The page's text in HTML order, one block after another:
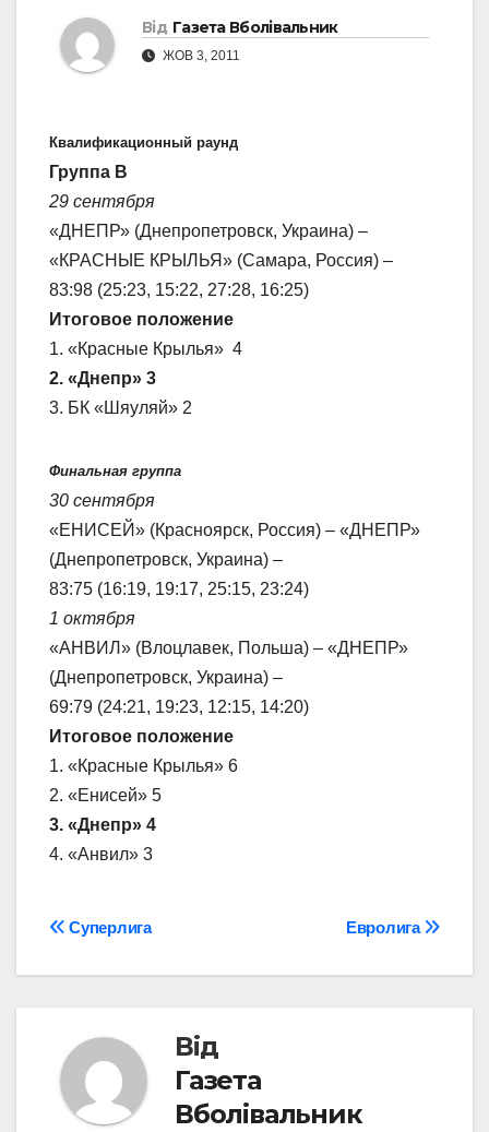
Від Газета Вболівальник
ЖОВ 3, 2011
Квалификационный раунд
Группа В
29 сентября
«ДНЕПР» (Днепропетровск, Украина) –
«КРАСНЫЕ КРЫЛЬЯ» (Самара, Россия) –
83:98 (25:23, 15:22, 27:28, 16:25)
Итоговое положение
1. «Красные Крылья» 4
2. «Днепр» 3
3. БК «Шяуляй» 2
Финальная группа
30 сентября
«ЕНИСЕЙ» (Красноярск, Россия) – «ДНЕПР»
(Днепропетровск, Украина) –
83:75 (16:19, 19:17, 25:15, 23:24)
1 октября
«АНВИЛ» (Влоцлавек, Польша) – «ДНЕПР»
(Днепропетровск, Украина) –
69:79 (24:21, 19:23, 12:15, 14:20)
Итоговое положение
1. «Красные Крылья» 6
2. «Енисей» 5
3. «Днепр» 4
4. «Анвил» 3
Навігація
записів
Евролига
Суперлига
Від
Газета
Вболівальник